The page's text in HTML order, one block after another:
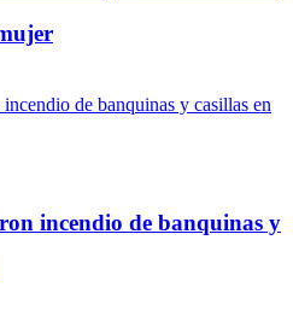
incendio de banquinas y